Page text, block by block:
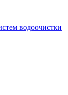
водоочистки